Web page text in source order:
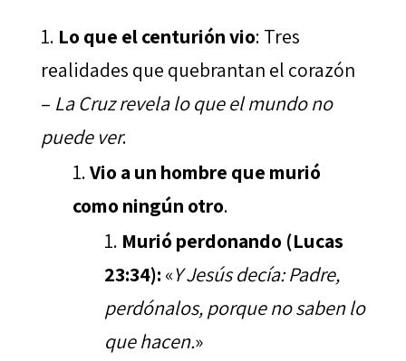
Lo que el centurión vio: Tres
realidades que quebrantan el corazón
– La Cruz revela lo que el mundo no
puede ver.
Vio a un hombre que murió
como ningún otro.
Murió perdonando (Lucas
23:34): «Y Jesús decía: Padre,
perdónalos, porque no saben lo
que hacen.»